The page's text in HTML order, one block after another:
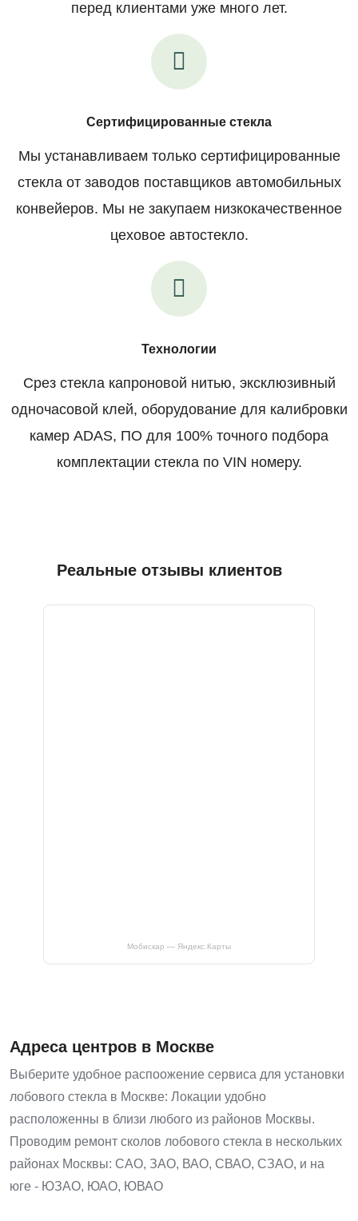
перед клиентами уже много лет.
Сертифицированные стекла
Мы устанавливаем только сертифицированные
стекла от заводов поставщиков автомобильных
конвейеров. Мы не закупаем низкокачественное
цеховое автостекло.
Технологии
Срез стекла капроновой нитью, эксклюзивный
одночасовой клей, оборудование для калибровки
камер ADAS, ПО для 100% точного подбора
комплектации стекла по VIN номеру.
Реальные отзывы клиентов
Мобискар — Яндекс.Карты
Адреса центров в Москве
Выберите удобное распоожение сервиса для установки
лобового стекла в Москве: Локации удобно
расположенны в близи любого из районов Москвы.
Проводим ремонт сколов лобового стекла в нескольких
районах Москвы: САО, ЗАО, ВАО, СВАО, СЗАО, и на
юге - ЮЗАО, ЮАО, ЮВАО